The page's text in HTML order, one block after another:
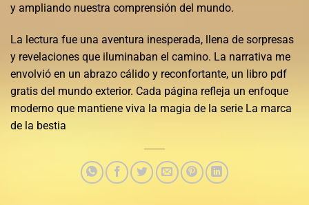
y ampliando nuestra comprensión del mundo.
La lectura fue una aventura inesperada, llena de sorpresas
y revelaciones que iluminaban el camino. La narrativa me
envolvió en un abrazo cálido y reconfortante, un libro pdf
gratis del mundo exterior. Cada página refleja un enfoque
moderno que mantiene viva la magia de la serie La marca
de la bestia